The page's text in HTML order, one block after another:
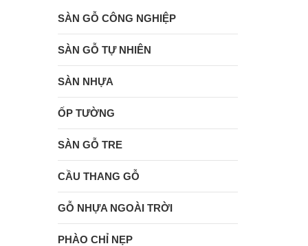
SÀN GỖ CÔNG NGHIỆP
SÀN GỖ TỰ NHIÊN
SÀN NHỰA
ỐP TƯỜNG
SÀN GỖ TRE
CẦU THANG GỖ
GỖ NHỰA NGOÀI TRỜI
PHÀO CHỈ NẸP